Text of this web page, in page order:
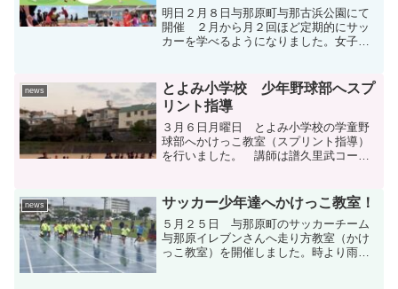
明日２月８日与那原町与那古浜公園にて
開催 ２月から月２回ほど定期的にサッ
カーを学べるようになりました。女子サ
は無料体験を(^^♪ 当日お越し下さ
い。 前半３０分は運動能...
news
とよみ小学校 少年野球部へスプ
リント指導
３月６日月曜日 とよみ小学校の学童野
球部へかけっこ教室（スプリント指導）
を行いました。 講師は譜久里武コー
ート工房ではスペシャルな指導講師が色
んなスポーツ選手へ出張指導...
news サッカー少年達へかけっこ教室！
５月２５日 与那原町のサッカーチーム
与那原イレブンさんへ走り方教室（かけ
っこ教室）を開催しました。時より雨が